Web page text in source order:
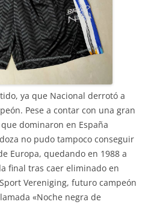
ya que Nacional derrotó a
Pese a contar con una gran
dominaron en España
no pudo tampoco conseguir
Europa, quedando en 1988 a
final tras caer eliminado en
Vereniging, futuro campeón
«Noche negra de